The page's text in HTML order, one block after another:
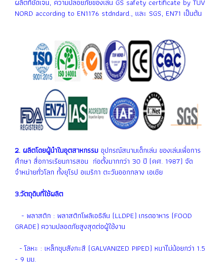
ผลิตที่ชัดเจน, ความปลอยภัยของเล่น GS safety certificate by TUV
NORD according to EN1176 stdndard., เเละ SGS, EN71 เป็นต้น
2. ผลิตโดยผู้นำในอุตสาหกรรม อุปกรณ์สนามเด็กเล่น ของเล่นเพื่อการ
ศึกษา สื่อการเรียนการสอน ก่อตั้งมากกว่า 30 ปี (คศ. 1987) จัด
จำหน่ายทั่วโลก ทั้งยุโรป อเมริกา ตะวันออกกลาง เอเชีย
3.วัตถุดิบที่ใช้ผลิต
- พลาสติก : พลาสติกโพลิเอธิลีน (LLDPE) เกรดอาหาร (FOOD
GRADE) ความปลอดภัยสูงสุดต่อผู้ใช้งาน
- โลหะ : เหล็กชุบสังกะสี (GALVANIZED PIPED) หนาไม่น้อยกว่า 1.5
- 9 มม.